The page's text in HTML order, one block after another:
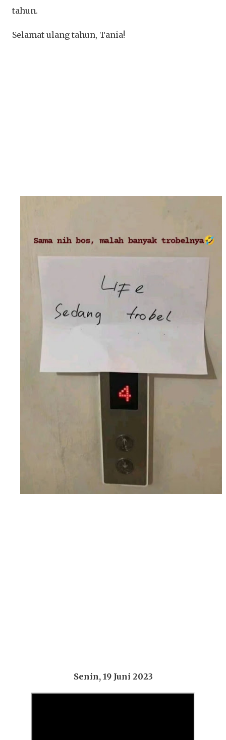
tahun.
Selamat ulang tahun, Tania!
Senin, 19 Juni 2023